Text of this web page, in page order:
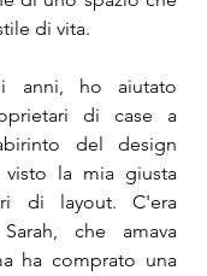
di vita.
anni, ho aiutato
di case a
del design
la mia giusta
di layout. C'era
che amava
ha comprato una